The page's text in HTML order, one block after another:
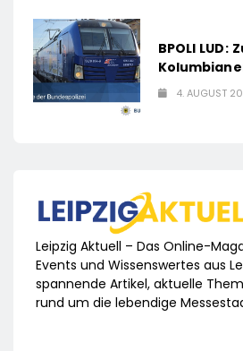
BPOLI LUD:
4. AUGUST
Leipzig Aktuell – Das Online-
Events und Wissenswertes aus
spannende Artikel, aktuelle
rund um die lebendige